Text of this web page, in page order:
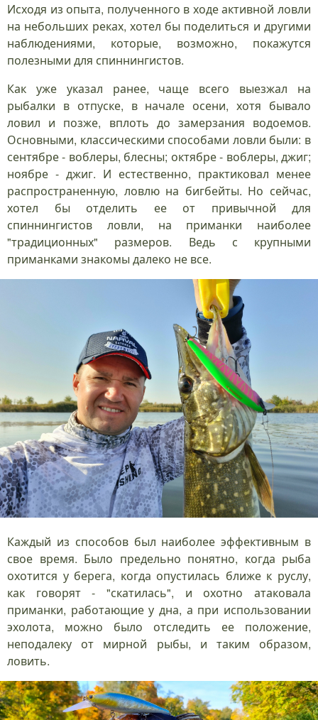
Исходя из опыта, полученного в ходе активной ловли
на небольших реках, хотел бы поделиться и другими
наблюдениями, которые, возможно, покажутся
полезными для спиннингистов.
Как уже указал ранее, чаще всего выезжал на
рыбалки в отпуске, в начале осени, хотя бывало
ловил и позже, вплоть до замерзания водоемов.
Основными, классическими способами ловли были: в
сентябре - воблеры, блесны; октябре - воблеры, джиг;
ноябре - джиг. И естественно, практиковал менее
распространенную, ловлю на бигбейты. Но сейчас,
хотел бы отделить ее от привычной для
спиннингистов ловли, на приманки наиболее
"традиционных" размеров. Ведь с крупными
приманками знакомы далеко не все.
Каждый из способов был наиболее эффективным в
свое время. Было предельно понятно, когда рыба
охотится у берега, когда опустилась ближе к руслу,
как говорят - "скатилась", и охотно атаковала
приманки, работающие у дна, а при использовании
эхолота, можно было отследить ее положение,
неподалеку от мирной рыбы, и таким образом,
ловить.